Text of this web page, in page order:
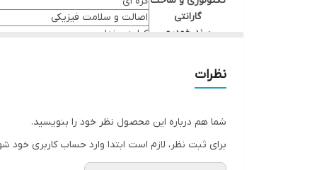
گارانتی
اصالت و سلامت فیزیکی
برند خودرو
کیا, هیوندای
نظرات
شما هم درباره این محصول نظر خود را بنویسید.
برای ثبت نظر، لازم است ابتدا وارد حساب کاربری خود